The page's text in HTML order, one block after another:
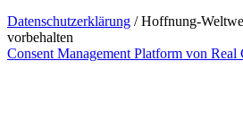
Datenschutzerklärung / Hoffnung-
vorbehalten
Consent Management Platform von Real